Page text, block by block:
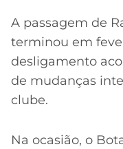
A passagem de
terminou em
desligamento
de mudanças
clube.
Na ocasião, o